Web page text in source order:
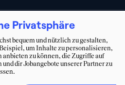
Privatsphäre
bequem und nützlich zu gestalten,
um Inhalte zu personalisieren,
zu können, die Zugriffe auf
dir Jobangebote unserer Partner zu